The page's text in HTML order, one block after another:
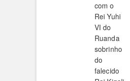
com o
Rei Yuhi
VI do
Ruanda
sobrinho
do
falecido